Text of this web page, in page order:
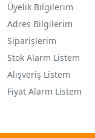
Üyelik Bilgilerim
Adres Bilgilerim
Siparişlerim
Stok Alarm Listem
Alışveriş Listem
Fiyat Alarm Listem